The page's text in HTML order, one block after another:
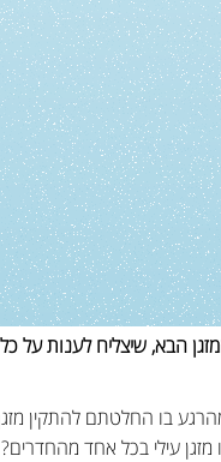
הבא, שיצליח לענות
בו החלטתם להתקין
או מזגן עילי בכל אחד